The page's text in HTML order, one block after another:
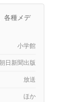
各種メデ
小学館
日新聞出版
放送
ほか